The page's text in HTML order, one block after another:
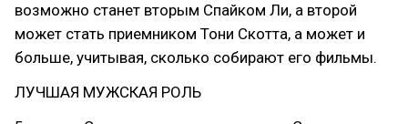
возможно станет вторым Спайком Ли, а второй
может стать приемником Тони Скотта, а может и
больше, учитывая, сколько собирают его фильмы.
ЛУЧШАЯ МУЖСКАЯ РОЛЬ